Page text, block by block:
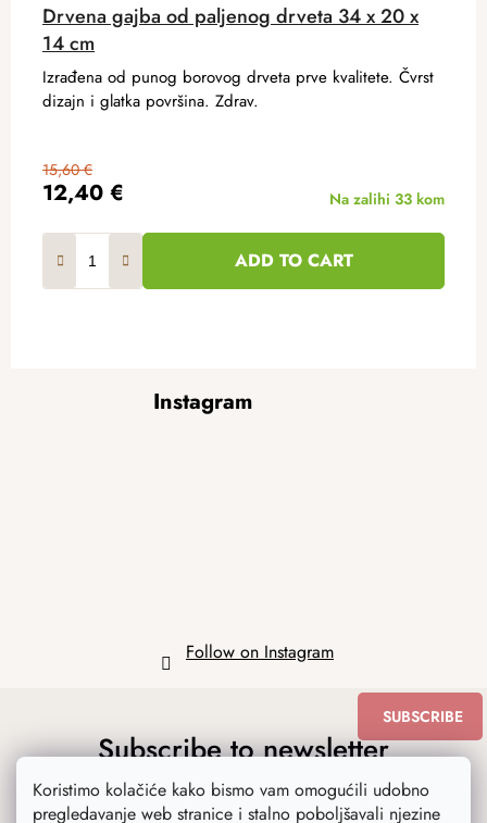
Koristimo kolačiće kako bismo vam omogućili udobno
pregledavanje web stranice i stalno poboljšavali njezine
Drvena gajba od paljenog drveta 34 x 20 x
14 cm
12,40 €
15,60 €
Na zalihi 33 kom
ADD TO CART
Izrađena od punog borovog drveta prve kvalitete. Čvrst
dizajn i glatka površina. Zdrav.
Instagram
Follow on Instagram
Subscribe to newsletter
SUBSCRIBE